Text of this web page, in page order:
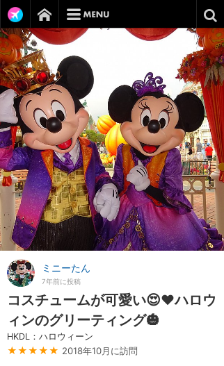
ミニーたん
7年前に投稿
コスチュームが可愛い😍❤️ハロウ
ィンのグリーティング🎃
HKDL：ハロウィーン
★★★★★ 2018年10月に訪問